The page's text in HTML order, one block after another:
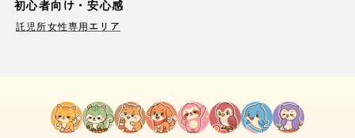
初心者向け・安心感
託児所女性専用エリア